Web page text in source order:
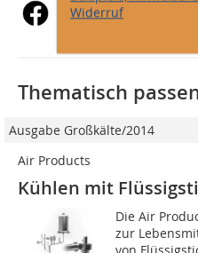
Widerruf
Thematisch
Ausgabe Großkälte/2014
Air Products
Kühlen mit
Die Air
zur